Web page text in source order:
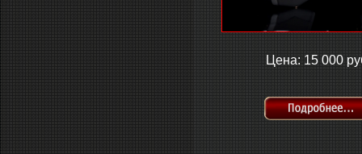
Цена: 15 000